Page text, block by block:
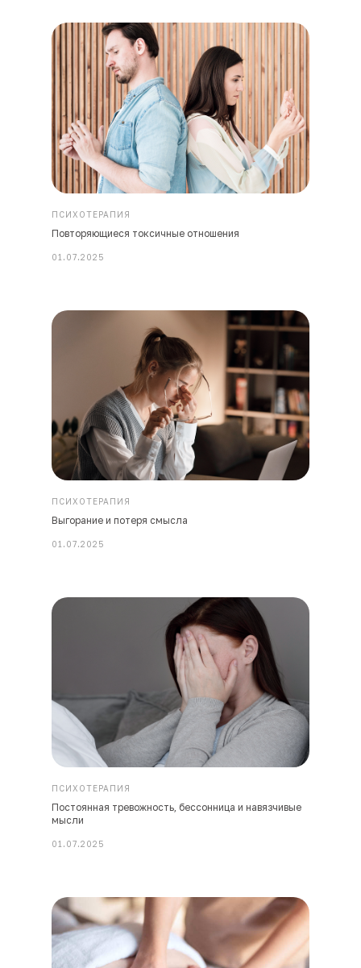
ПСИХОТЕРАПИЯ
Повторяющиеся токсичные отношения
01.07.2025
ПСИХОТЕРАПИЯ
Выгорание и потеря смысла
01.07.2025
ПСИХОТЕРАПИЯ
Постоянная тревожность, бессонница и навязчивые
мысли
01.07.2025